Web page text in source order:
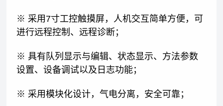
※ 采用7寸工控触摸屏，人机交互简单方便，可
进行远程控制、远程诊断；
※ 具有队列显示与编辑、状态显示、方法参数
设置、设备调试以及日志功能；
※ 采用模块化设计，气电分离，安全可靠；